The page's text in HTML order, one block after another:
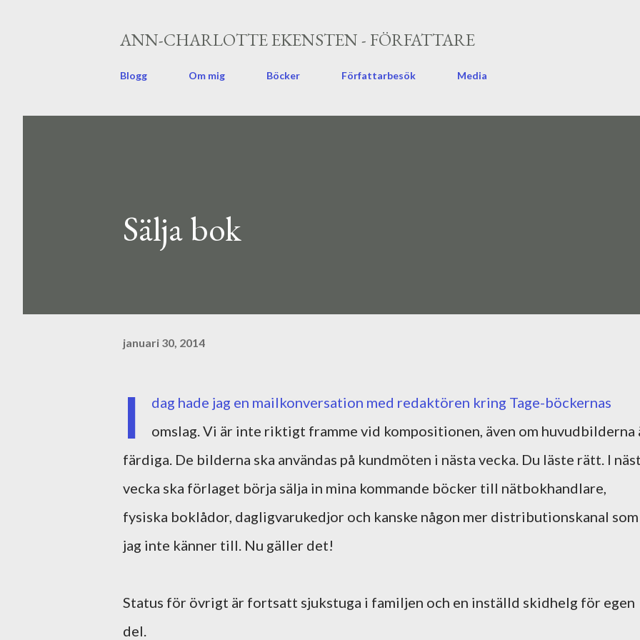
ANN-CHARLOTTE EKENSTEN - FÖRFATTARE
Blogg Om mig Böcker Författarbesök Media
Sälja bok
januari 30, 2014
I
dag hade jag en mailkonversation med redaktören kring Tage-böckernas
omslag. Vi är inte riktigt framme vid kompositionen, även om huvudbilderna
färdiga. De bilderna ska användas på kundmöten i nästa vecka. Du läste rätt. I
vecka ska förlaget börja sälja in mina kommande böcker till nätbokhandlare,
fysiska boklådor, dagligvarukedjor och kanske någon mer distributionskanal som
jag inte känner till. Nu gäller det!
Status för övrigt är fortsatt sjukstuga i familjen och en inställd skidhelg för egen
del.